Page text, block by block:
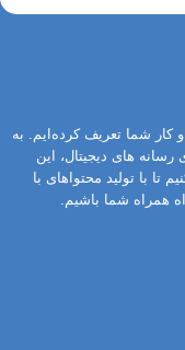
شما تعریف کرده‌ایم. به
های دیجیتال، این
با تولید محتواهای با
همراه شما باشیم.